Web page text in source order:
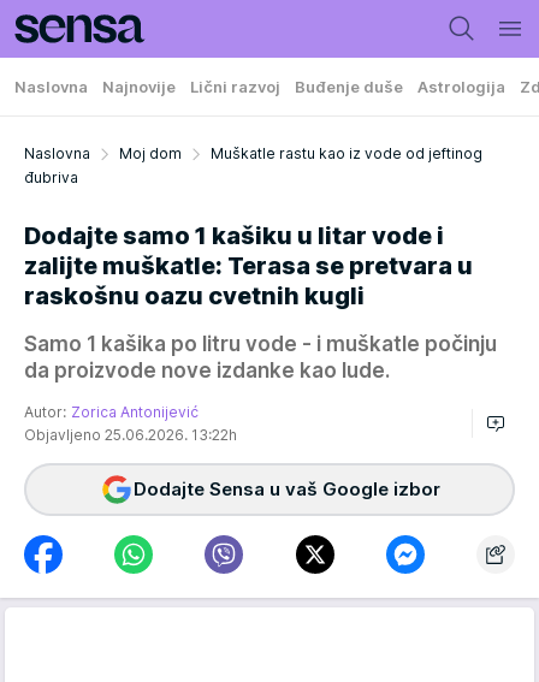
Naslovna Najnovije Lični razvoj Buđenje duše Astrologija
Naslovna Moj dom
Muškatle rastu kao iz vode od jeftinog
đubriva
Dodajte samo 1 kašiku u litar vode i
zalijte muškatle: Terasa se pretvara u
raskošnu oazu cvetnih kugli
Samo 1 kašika po litru vode - i muškatle počinju
da proizvode nove izdanke kao lude.
Autor: Zorica Antonijević
Objavljeno 25.06.2026. 13:22h
Dodajte Sensa u vaš Google izbor